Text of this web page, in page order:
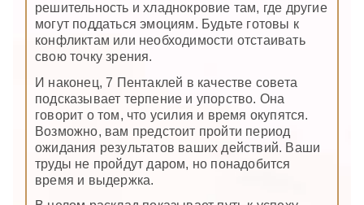
решительность и хладнокровие там, где другие
могут поддаться эмоциям. Будьте готовы к
конфликтам или необходимости отстаивать
свою точку зрения.
И наконец, 7 Пентаклей в качестве совета
подсказывает терпение и упорство. Она
говорит о том, что усилия и время окупятся.
Возможно, вам предстоит пройти период
ожидания результатов ваших действий. Ваши
труды не пройдут даром, но понадобится
время и выдержка.